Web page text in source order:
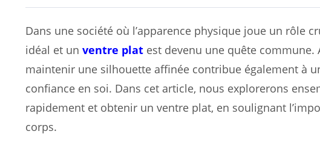
Dans une société où l’apparence physique joue un rôle
idéal et un ventre plat est devenu une quête commune.
maintenir une silhouette affinée contribue également à
confiance en soi. Dans cet article, nous explorerons
rapidement et obtenir un ventre plat, en soulignant
corps.